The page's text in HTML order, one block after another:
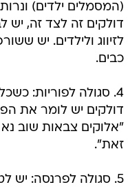
(המסמלים ילדים)
דולקים זה לצד זה, יש
לזיווג ולילדים. יש
כבים.
4. סגולה לפוריות:
דולקים יש לומר את
"אלוקים צבאות שוב
זאת".
5. סגולה לפרנסה: יש